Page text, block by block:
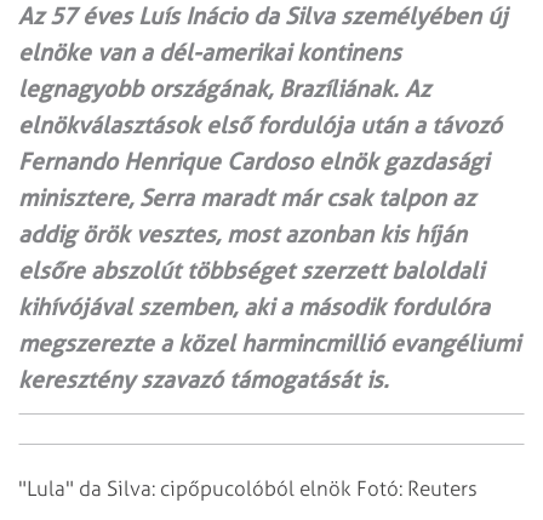
Az 57 éves Luís Inácio da Silva személyében új
elnöke van a dél-amerikai kontinens
legnagyobb országának, Brazíliának. Az
elnökválasztások első fordulója után a távozó
Fernando Henrique Cardoso elnök gazdasági
minisztere, Serra maradt már csak talpon az
addig örök vesztes, most azonban kis híján
elsőre abszolút többséget szerzett baloldali
kihívójával szemben, aki a második fordulóra
megszerezte a közel harmincmillió evangéliumi
keresztény szavazó támogatását is.
"Lula" da Silva: cipőpucolóból elnök Fotó: Reuters